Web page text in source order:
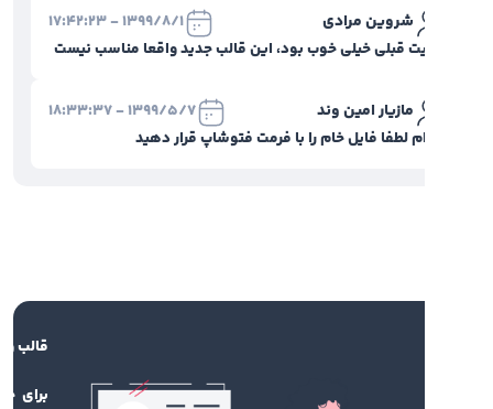
شروین مرادی
1399/8/1 - 17:42:23
قبلی خیلی خوب بود، این قالب جدید واقعا مناسب نیست
مازیار امین وند
1399/5/7 - 18:33:37
لطفا فایل خام را با فرمت فتوشاپ قرار دهید
قالب و راهنما
برای چاپ محصول